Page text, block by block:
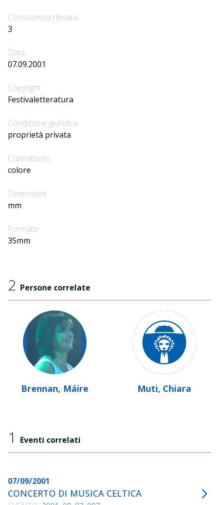
Consistenza rilevata
3
Data
07.09.2001
Copyright
Festivaletteratura
Condizione giuridica
proprietà privata
Cromatismo
colore
Dimensioni
mm
Formato
35mm
2 Persone correlate
Brennan, Máire Muti, Chiara
1 Eventi correlati
07/09/2001
CONCERTO DI MUSICA CELTICA